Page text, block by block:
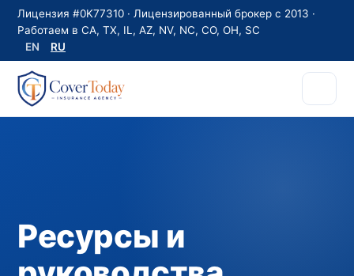
Лицензия #0K77310 · Лицензированный брокер с 2013 ·
Работаем в CA, TX, IL, AZ, NV, NC, CO, OH, SC
EN
RU
Ресурсы и